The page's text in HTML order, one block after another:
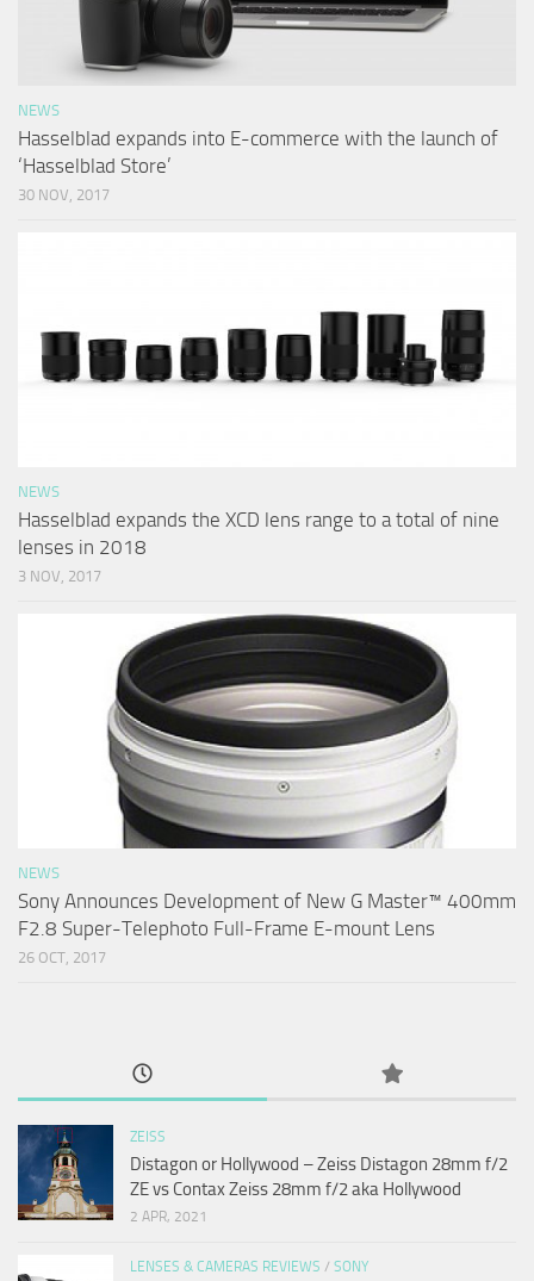
NEWS
Hasselblad expands into E-commerce with the launch of
‘Hasselblad Store’
30 NOV, 2017
NEWS
Hasselblad expands the XCD lens range to a total of nine
lenses in 2018
3 NOV, 2017
NEWS
Sony Announces Development of New G Master™ 400mm
F2.8 Super-Telephoto Full-Frame E-mount Lens
26 OCT, 2017
ZEISS
Distagon or Hollywood – Zeiss Distagon 28mm f/2
ZE vs Contax Zeiss 28mm f/2 aka Hollywood
2 APR, 2021
LENSES & CAMERAS REVIEWS / SONY